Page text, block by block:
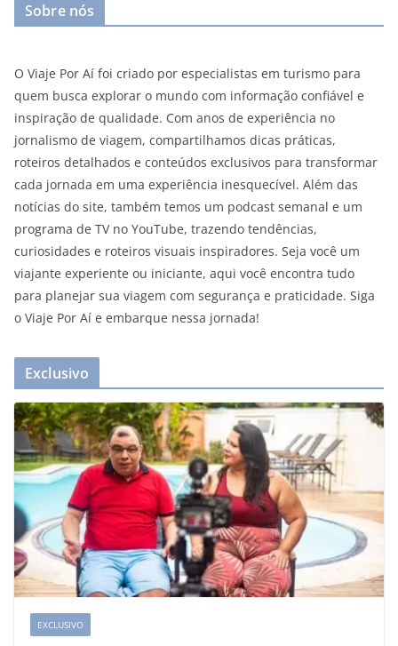
Sobre nós
O Viaje Por Aí foi criado por especialistas em turismo para
quem busca explorar o mundo com informação confiável e
inspiração de qualidade. Com anos de experiência no
jornalismo de viagem, compartilhamos dicas práticas,
roteiros detalhados e conteúdos exclusivos para transformar
cada jornada em uma experiência inesquecível. Além das
notícias do site, também temos um podcast semanal e um
programa de TV no YouTube, trazendo tendências,
curiosidades e roteiros visuais inspiradores. Seja você um
viajante experiente ou iniciante, aqui você encontra tudo
para planejar sua viagem com segurança e praticidade. Siga
o Viaje Por Aí e embarque nessa jornada!
Exclusivo
EXCLUSIVO